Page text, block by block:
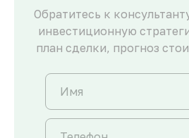
Обратитесь к
инвестиционную
план сделки, прогноз